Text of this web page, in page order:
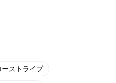
ーストライプ